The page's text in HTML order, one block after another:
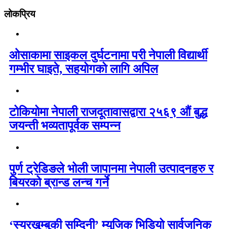
लोकप्रिय
ओसाकामा साइकल दुर्घटनामा परी नेपाली विद्यार्थी
गम्भीर घाइते, सहयोगको लागि अपिल
टोकियोमा नेपाली राजदूतावासद्वारा २५६९ औं बुद्ध
जयन्ती भव्यतापूर्वक सम्पन्न
पुर्ण ट्रेडिङले भोली जापानमा नेपाली उत्पादनहरु र
बियरको ब्रान्ड लन्च गर्ने
‘स्यरखुम्बुकी सम्दिनी’ म्युजिक भिडियो सार्वजनिक